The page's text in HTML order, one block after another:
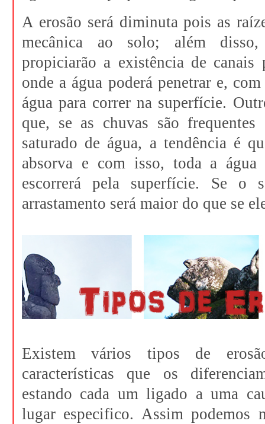
A erosão será diminuta pois as
mecânica ao solo; além
propiciarão a existência de canais
onde a água poderá penetrar e,
água para correr na superfície.
que, se as chuvas são
saturado de água, a tendência é
absorva e com isso, toda a
escorrerá pela superfície. Se o
arrastamento será maior do que se
Existem vários tipos de
características que os
estando cada um ligado a uma
lugar especifico. Assim podemos